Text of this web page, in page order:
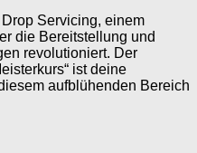
Servicing, einem
die Bereitstellung und
revolutioniert. Der
ist deine
aufblühenden Bereich